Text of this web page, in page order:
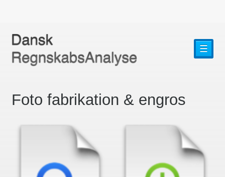
☰
Foto fabrikation & engros